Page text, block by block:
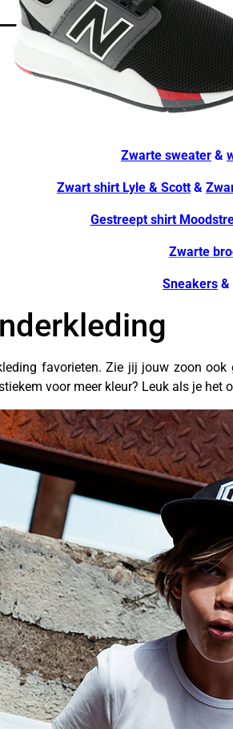
Zwarte sweater &
Zwart shirt Lyle & Scott &
Gestreept shirt
Zwarte
Sneakers &
favorieten. Zie jij jouw zoon
voor meer kleur? Leuk als je het